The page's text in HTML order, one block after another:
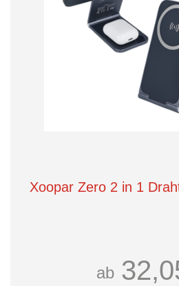
Xoopar Zero 2 in 1
ab